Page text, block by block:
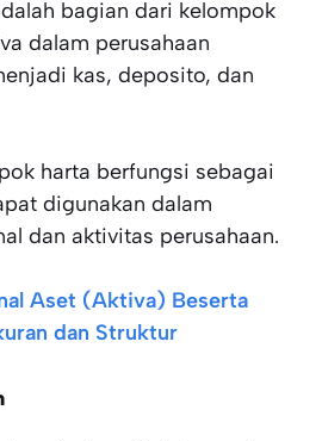
bagian dari kelompok
dalam perusahaan
kas, deposito, dan
harta berfungsi sebagai
digunakan dalam
dan aktivitas perusahaan.
Aset (Aktiva) Beserta
dan Struktur